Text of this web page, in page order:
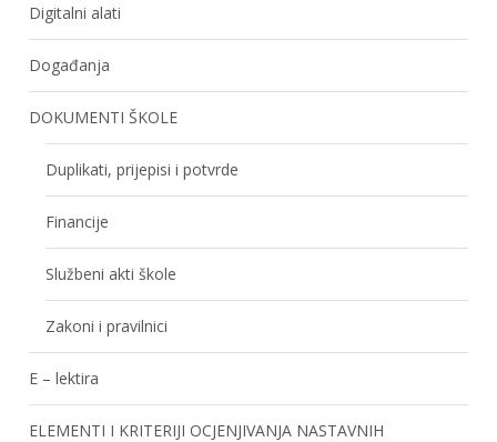
Digitalni alati
Događanja
DOKUMENTI ŠKOLE
Duplikati, prijepisi i potvrde
Financije
Službeni akti škole
Zakoni i pravilnici
E – lektira
ELEMENTI I KRITERIJI OCJENJIVANJA NASTAVNIH